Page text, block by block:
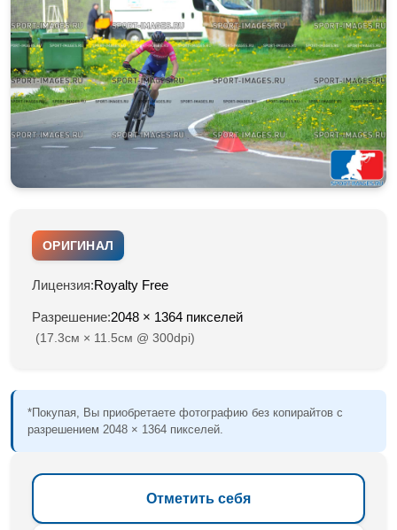
ОРИГИНАЛ
Лицензия:Royalty Free
Разрешение:2048 × 1364 пикселей
(17.3см × 11.5см @ 300dpi)
*Покупая, Вы приобретаете фотографию без копирайтов с
разрешением 2048 × 1364 пикселей.
Отметить себя